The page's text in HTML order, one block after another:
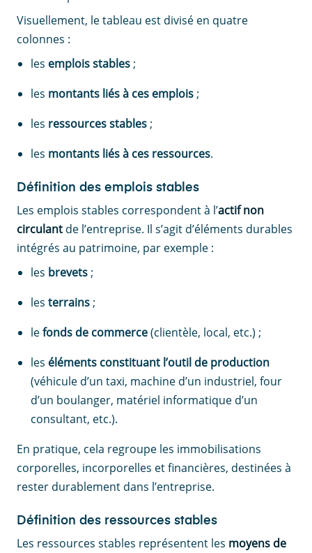
Visuellement, le tableau est divisé en quatre
colonnes :
les emplois stables ;
les montants liés à ces emplois ;
les ressources stables ;
les montants liés à ces ressources.
Définition des emplois stables
Les emplois stables correspondent à l’actif non
circulant de l’entreprise. Il s’agit d’éléments durables
intégrés au patrimoine, par exemple :
les brevets ;
les terrains ;
lefonds de commerce(clientèle, local, etc.) ;
les éléments constituant l’outil de production
(véhicule d’un taxi, machine d’un industriel, four
d’un boulanger, matériel informatique d’un
consultant, etc.).
En pratique, cela regroupe les immobilisations
corporelles, incorporelles et financières, destinées à
rester durablement dans l’entreprise.
Définition des ressources stables
Les ressources stables représentent les moyens de